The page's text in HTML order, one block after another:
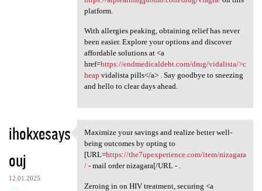
platform.
With allergies peaking, obtaining relief has never
been easier. Explore your options and discover
affordable solutions at <a
href=https://endmedicaldebt.com/drug/vidalista/>c
heap vidalista pills</a> . Say goodbye to sneezing
and hello to clear days ahead.
ihokxesays
ouj
12.01.2025
Maximize your savings and
Maximize your savings and realize better well-
being outcomes by opting to
[URL=https://the7upexperience.com/item/nizagara
/- mail order nizagara[/URL - .
Zeroing in on HIV treatment, securing <a